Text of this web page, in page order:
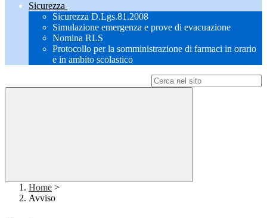
Sicurezza
Sicurezza D.Lgs.81.2008
Simulazione emergenza e prove di evacuazione
Nomina RLS
Protocollo per la somministrazione di farmaci in orario
e in ambito scolastico
Home >
Avviso